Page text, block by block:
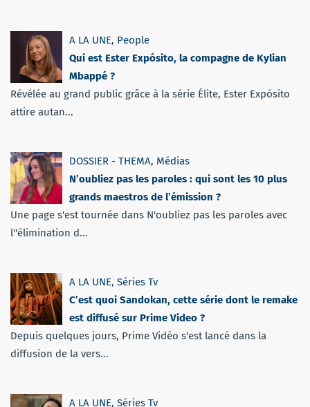
A LA UNE, People
Qui est Ester Expósito, la compagne de Kylian
Mbappé ?
Révélée au grand public grâce à la série Élite, Ester Expósito
attire autan...
DOSSIER - THEMA, Médias
N’oubliez pas les paroles : qui sont les 10 plus
grands maestros de l’émission ?
Une page s'est tournée dans N'oubliez pas les paroles avec
l''élimination d...
A LA UNE, Séries Tv
C’est quoi Sandokan, cette série dont le remake
est diffusé sur Prime Video ?
Depuis quelques jours, Prime Vidéo s'est lancé dans la
diffusion de la vers...
A LA UNE, Séries Tv